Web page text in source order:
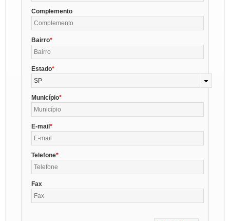
Complemento
Bairro
Estado
SP
Município
E-mail
Telefone
Fax